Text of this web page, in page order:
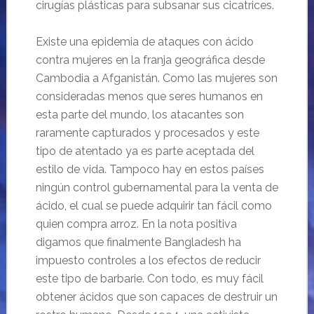
cirugías plásticas para subsanar sus cicatrices.
Existe una epidemia de ataques con ácido
contra mujeres en la franja geográfica desde
Cambodia a Afganistán. Como las mujeres son
consideradas menos que seres humanos en
esta parte del mundo, los atacantes son
raramente capturados y procesados y este
tipo de atentado ya es parte aceptada del
estilo de vida. Tampoco hay en estos países
ningún control gubernamental para la venta de
ácido, el cual se puede adquirir tan fácil como
quien compra arroz. En la nota positiva
digamos que finalmente Bangladesh ha
impuesto controles a los efectos de reducir
este tipo de barbarie. Con todo, es muy fácil
obtener ácidos que son capaces de destruir un